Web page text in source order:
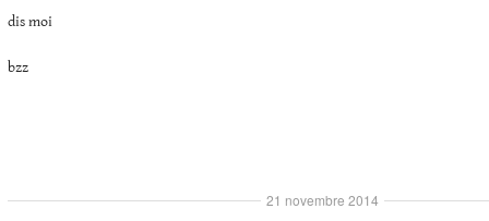
dis moi
bzz
21 novembre 2014